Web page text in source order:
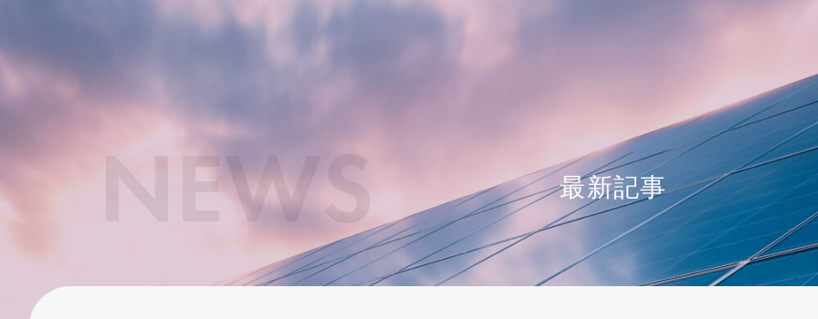
NEWS 最新記事